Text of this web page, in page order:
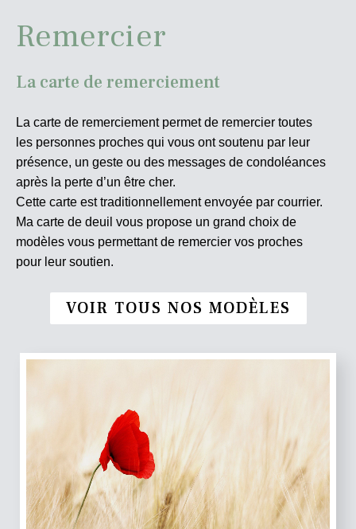
Remercier
La carte de remerciement
La carte de remerciement permet de remercier toutes
les personnes proches qui vous ont soutenu par leur
présence, un geste ou des messages de condoléances
après la perte d’un être cher.
Cette carte est traditionnellement envoyée par courrier.
Ma carte de deuil vous propose un grand choix de
modèles vous permettant de remercier vos proches
pour leur soutien.
VOIR TOUS NOS MODÈLES